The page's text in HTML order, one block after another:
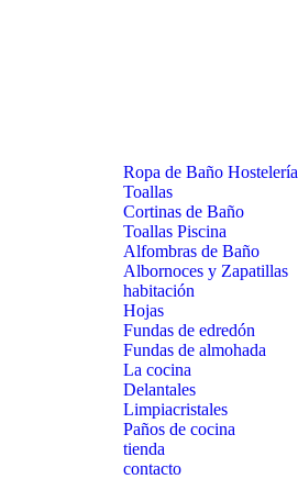
Ropa de Baño Hostelería
Toallas
Cortinas de Baño
Toallas Piscina
Alfombras de Baño
Albornoces y Zapatillas
habitación
Hojas
Fundas de edredón
Fundas de almohada
La cocina
Delantales
Limpiacristales
Paños de cocina
tienda
contacto